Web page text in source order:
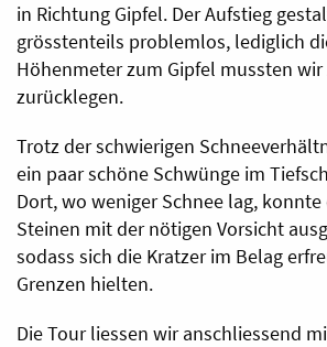
in Richtung Gipfel. Der Aufstieg
grösstenteils problemlos, lediglich
Höhenmeter zum Gipfel mussten wir
zurücklegen.
Trotz der schwierigen
ein paar schöne Schwünge im
Dort, wo weniger Schnee lag,
Steinen mit der nötigen Vorsicht
sodass sich die Kratzer im Belag
Grenzen hielten.
Die Tour liessen wir anschliessend